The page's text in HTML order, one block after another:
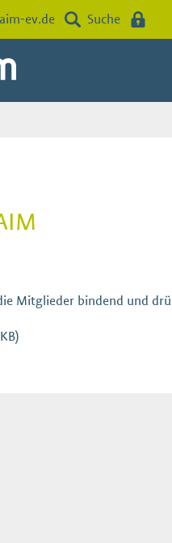
ev.de Suche
Mitglieder bindend und